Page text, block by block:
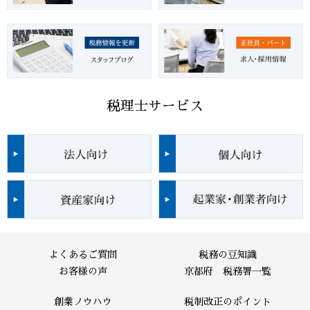
税理士サービス
よくあるご質問
お客様の声
税務の豆知識
京都府 税務署一覧
創業ノウハウ 税制改正のポイント